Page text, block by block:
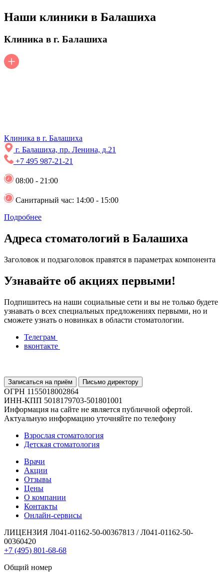
Наши клиники в Балашиха
Клиника в г. Балашиха
Клиника в г. Балашиха
г. Балашиха, пр. Ленина, д.21
+7 495 987-21-21
08:00 - 21:00
Санитарный час: 14:00 - 15:00
Подробнее
Адреса стоматологий в Балашиха
Заголовок и подзаголовок правятся в параметрах компонента
Узнавайте об акциях первыми!
Подпишитесь на наши социальные сети и вы не только будете
узнавать о всех специальных предложениях первыми, но и
сможете узнать о новинках в области стоматологии.
Телеграм
вконтакте
Записаться на приём Письмо директору
ОГРН 1155018002864
ИНН-КПП 5018179703-501801001
Информация на сайте не является публичной офертой.
Актуальную информацию уточняйте по телефону
Взрослая стоматология
Детская стоматология
Врачи
Акции
Отзывы
Цены
О компании
Контакты
Онлайн-сервисы
ЛИЦЕНЗИЯ Л041-01162-50-00367813 / Л041-01162-50-
00360420
+7 (495) 801-68-68
Общий номер